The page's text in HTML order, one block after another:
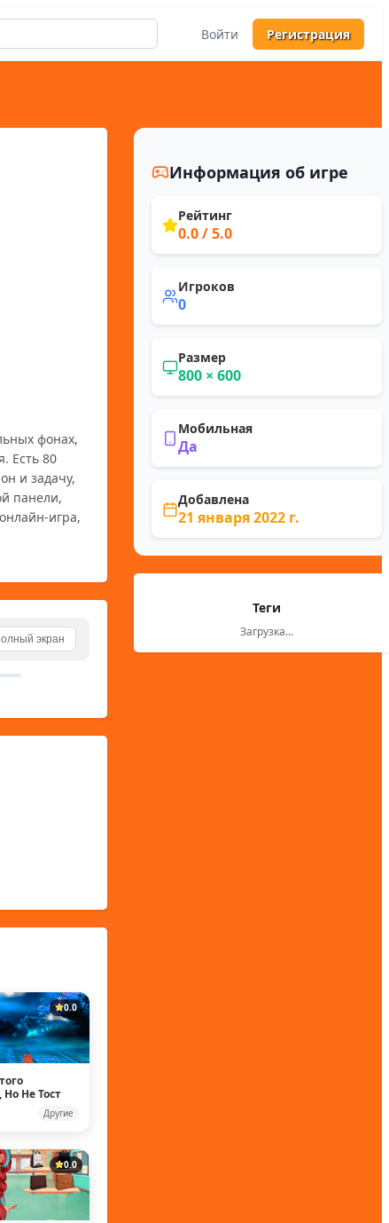
Войти Регистрация
фонах,
Есть 80
и задачу,
панели,
игра,
экран
0.0
Не Тост
Другие
0.0
Информация об игре
Рейтинг
0.0/ 5.0
Игроков
0
Размер
800 × 600
Мобильная
Да
Добавлена
21 января 2022 г.
Теги
Загрузка...